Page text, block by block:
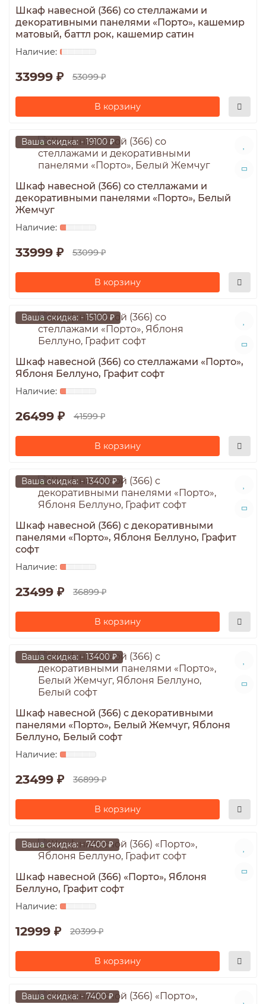
Шкаф навесной (366) со стеллажами и
декоративными панелями «Порто», кашемир
матовый, баттл рок, кашемир сатин
33999 ₽ 53099 ₽
В корзину
Ваша скидка: - 19100 ₽
Шкаф навесной (366) со стеллажами и
декоративными панелями «Порто», Белый
Жемчуг
33999 ₽ 53099 ₽
В корзину
Ваша скидка: - 15100 ₽
Шкаф навесной (366) со стеллажами «Порто»,
Яблоня Беллуно, Графит софт
26499 ₽ 41599 ₽
В корзину
Ваша скидка: - 13400 ₽
Шкаф навесной (366) с декоративными
панелями «Порто», Яблоня Беллуно, Графит
софт
23499 ₽ 36899 ₽
В корзину
Ваша скидка: - 13400 ₽
Шкаф навесной (366) с декоративными
панелями «Порто», Белый Жемчуг, Яблоня
Беллуно, Белый софт
23499 ₽ 36899 ₽
В корзину
Ваша скидка: - 7400 ₽
Шкаф навесной (366) «Порто», Яблоня
Беллуно, Графит софт
12999 ₽ 20399 ₽
В корзину
Ваша скидка: - 7400 ₽